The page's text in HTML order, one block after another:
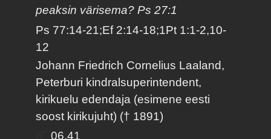
peaksin värisema? Ps 27:1
Ps 77:14-21;Ef 2:14-18;1Pt 1:1-2,10-
12
Johann Friedrich Cornelius Laaland,
Peterburi kindralsuperintendent,
kirikuelu edendaja (esimene eesti
soost kirikujuht) († 1891)
06.41